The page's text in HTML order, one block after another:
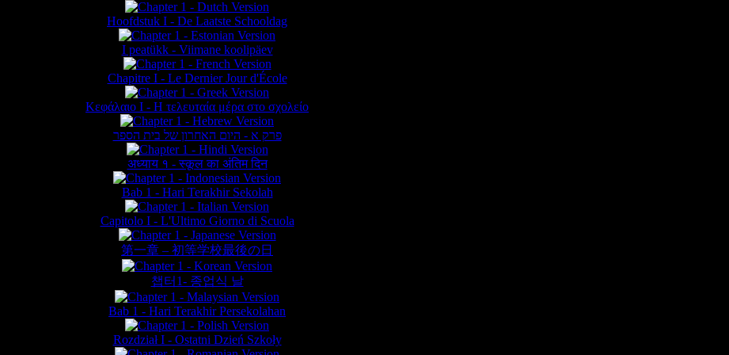
Hoofdstuk I - De Laatste Schooldag
I peatükk - Viimane koolipäev
Chapitre I - Le Dernier Jour d'École
Κεφάλαιο Ι - Η τελευταία μέρα στο σχολείο
פרק א - היום האחרון של בית הספר
अध्याय १ - स्कूल का अंतिम दिन
Bab 1 - Hari Terakhir Sekolah
Capitolo I - L'Ultimo Giorno di Scuola
第一章 – 初等学校最後の日
챕터1- 종업식 날
Bab 1 - Hari Terakhir Persekolahan
Rozdział I - Ostatni Dzień Szkoły